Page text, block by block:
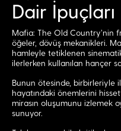
Dair İpuçları
Mafia: The Old Country’nin
öğeler, dövüş mekanikleri.
hamleyle tetiklenen
ilerlerken kullanılan hançer
Bunun ötesinde, birbirleriyle
hayatındaki önemlerini
mirasın oluşumunu izlemek
sunuyor.